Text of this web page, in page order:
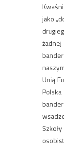
jako
Unią